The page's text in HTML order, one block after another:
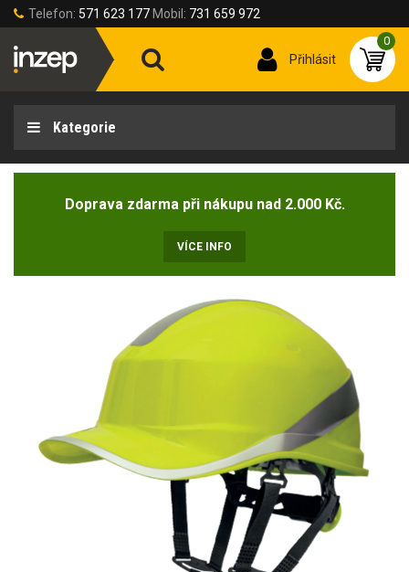
Telefon: 571 623 177 Mobil: 731 659 972
Přihlásit
0
Kategorie
Doprava zdarma při nákupu nad 2.000 Kč.
VÍCE INFO